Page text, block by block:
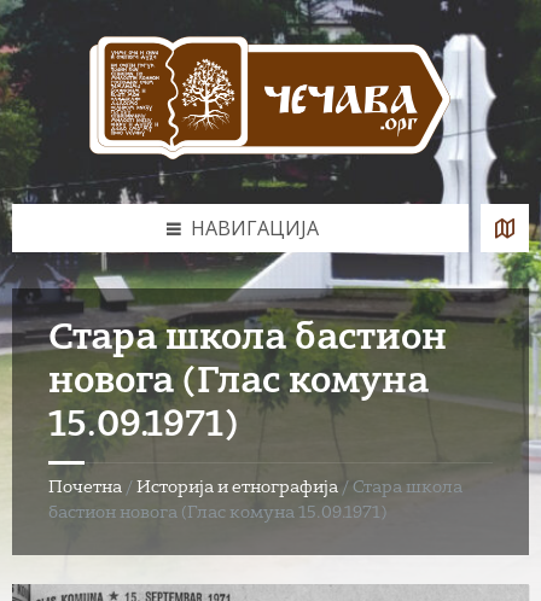
Skip
to
content
Skip
to
left
sidebar
Skip
to
footer
НАВИГАЦИЈА
Стара школа бастион
новога (Глас комуна
15.09.1971)
Почетна / Историја и етнографија / Стара школа
бастион новога (Глас комуна 15.09.1971)